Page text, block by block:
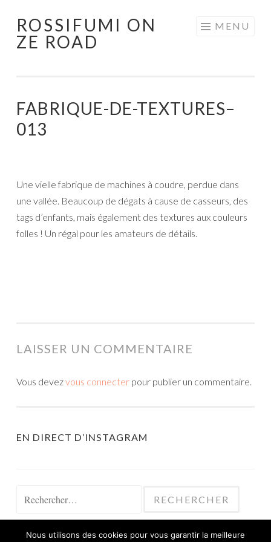
Aller
au
ROSSIFUMI ON
ZE ROAD
MENU
FABRIQUE-DE-TEXTURES–
013
Une vielle fabrique de machines à coudre, perdue dans
une vallée. Beaucoup de dégats à cause de casseurs, des
tags d’enfants, mais également des textures aux couleurs
folles ! Un régal pour les amateurs de détails.
LAISSER UN COMMENTAIRE
Vous devezvous connecter pour publier un commentaire.
EN DIRECT D’INSTAGRAM
Nous utilisons des cookies pour vous garantir la meilleure